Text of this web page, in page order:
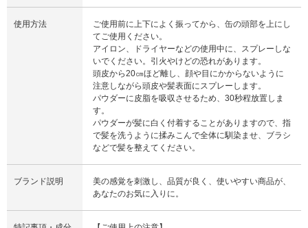
使用方法
ご使用前に上下によく振ってから、缶の頭部を上にし
てご使用ください。
アイロン、ドライヤーなどの使用中に、スプレーしな
いでください。引火やけどの恐れがあります。
頭皮から20㎝ほど離し、顔や目にかからないように
注意しながら頭皮や髪表面にスプレーします。
パウダーに皮脂を吸収させるため、30秒程放置しま
す。
パウダーが髪に白く付着することがありますので、指
で髪を洗うように揉みこんで全体に馴染ませ、ブラシ
などで髪を整えてください。
ブランド説明
美の感覚を刺激し、品質が良く、使いやすい商品が、
あなたのお気に入りに。